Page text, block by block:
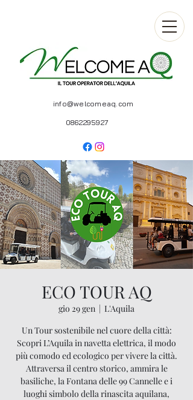
info@welcomeaq.com
0862295927
ECO TOUR AQ
gio 29 gen
  |
L'Aquila
Un Tour sostenibile nel cuore della città:
Scopri L’Aquila in navetta elettrica, il modo
più comodo ed ecologico per vivere la città.
Attraversa il centro storico, ammira le
basiliche, la Fontana delle 99 Cannelle e i
luoghi simbolo della rinascita aquilana,